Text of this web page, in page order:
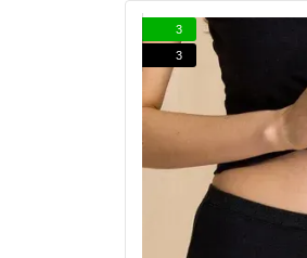
3
3